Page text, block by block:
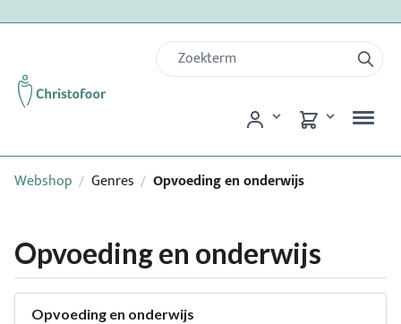
Webshop / Genres / Opvoeding en onderwijs
Opvoeding en onderwijs
Opvoeding en onderwijs